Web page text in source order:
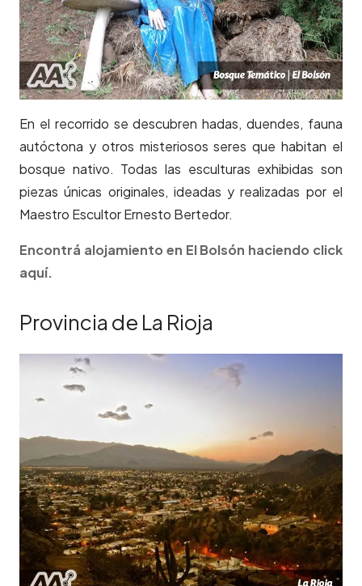
En el recorrido se descubren hadas, duendes, fauna
autóctona y otros misteriosos seres que habitan el
bosque nativo. Todas las esculturas exhibidas son
piezas únicas originales, ideadas y realizadas por el
Maestro Escultor Ernesto Bertedor.
Encontrá alojamiento en El Bolsón haciendo click
aquí.
Provincia de La Rioja